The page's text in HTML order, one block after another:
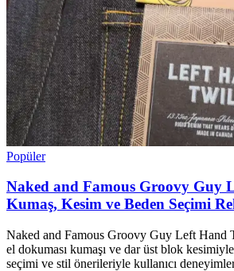
Popüler
Naked and Famous Groovy Guy
Kumaş, Kesim ve Beden Seçimi
Naked and Famous Groovy Guy Left Hand
el dokuması kumaşı ve dar üst blok
seçimi ve stil önerileriyle kullanıcı